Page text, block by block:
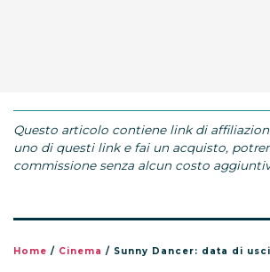
Questo articolo contiene link di
uno di questi link e fai un acquisto,
commissione senza alcun costo
Home / Cinema / Sunny Dancer: data di uscita